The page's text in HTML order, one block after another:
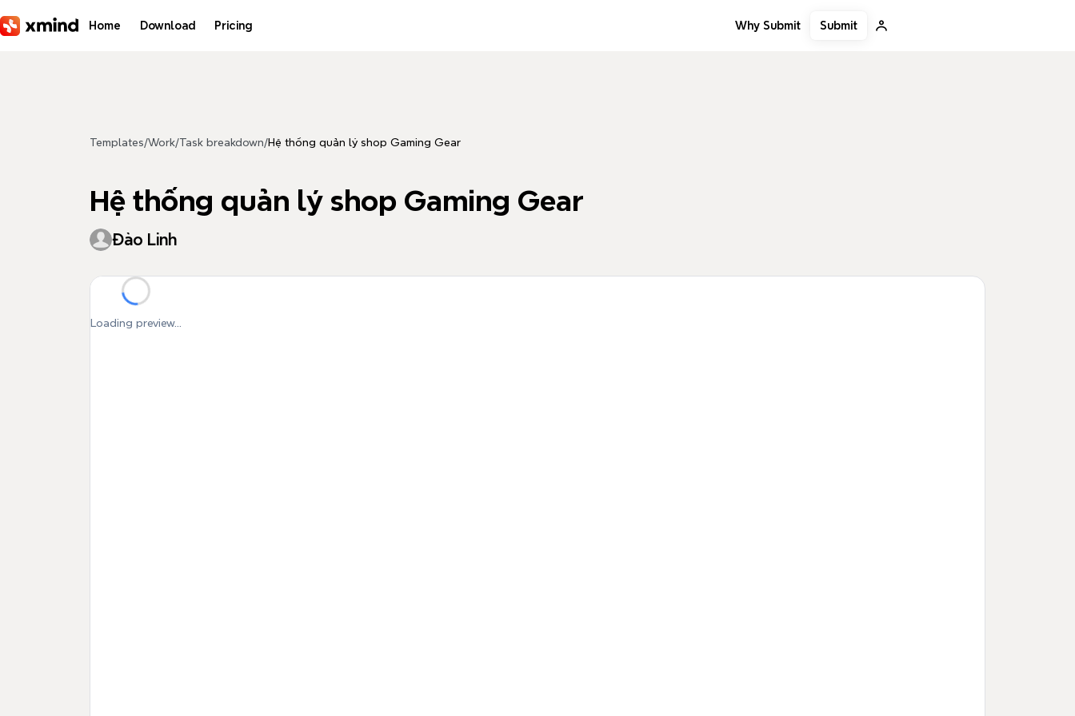
Home Download Pricing Why Submit Submit
Templates/Work/Task breakdown/Hệ thống quản lý shop Gaming Gear
Hệ thống quản lý shop Gaming Gear
Đào Linh
Loading preview...